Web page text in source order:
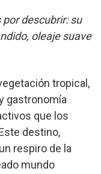
descubrir: su
oleaje suave
tropical,
gastronomía
que los
destino,
respiro de la
mundo